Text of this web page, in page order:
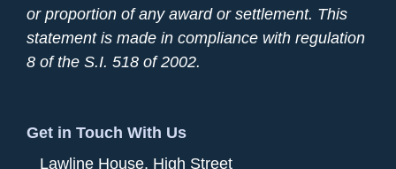
or proportion of any award or settlement. This
statement is made in compliance with regulation
8 of the S.I. 518 of 2002.
Get in Touch With Us
Lawline House, High Street